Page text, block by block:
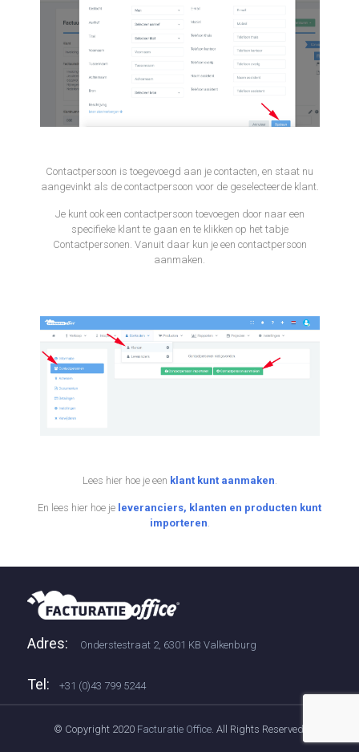
Contactpersoon is toegevoegd aan je contacten, en staat nu
aangevinkt als de contactpersoon voor de geselecteerde klant.
Je kunt ook een contactpersoon toevoegen door naar een
specifieke klant te gaan en te klikken op het tabje
Contactpersonen. Vanuit daar kun je een contactpersoon
aanmaken.
Lees hier hoe je een klant kunt aanmaken.
En lees hier hoe je leveranciers, klanten en producten kunt
importeren.
Adres: Onderstestraat 2, 6301 KB Valkenburg
Tel: +31 (0)43 799 5244
© Copyright 2020 Facturatie Office. All Rights Reserved.